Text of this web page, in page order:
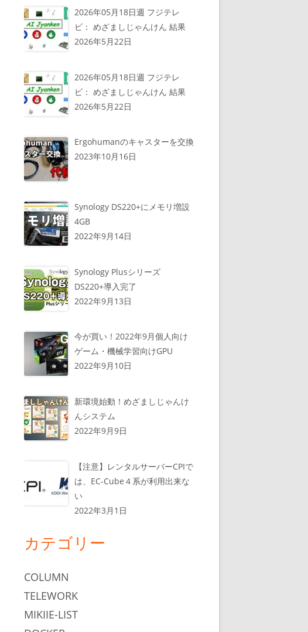
2026年05月18日週 フジテレ
ビ： めざましじゃんけん 結果
2026年5月22日
2026年05月18日週 フジテレ
ビ： めざましじゃんけん 結果
2026年5月22日
Ergohumanのキャスターを交換
2023年10月16日
Synology DS220+にメモリ増設
4GB
2022年9月14日
Synology Plusシリーズ
DS220+導入完了
2022年9月13日
今が買い！2022年9月個人向け
ゲーム・機械学習向けGPU
2022年9月10日
新環境始動！めざましじゃんけ
んシステム
2022年9月9日
【注意】レンタルサーバーCPIで
は、EC-Cube４系が利用出来な
い
2022年3月1日
カテゴリー
COLUMN
TELEWORK
MIKIIE-LIST